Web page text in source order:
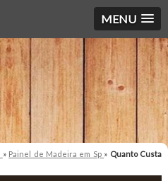
MENU
» Painel de Madeira em Sp » Quanto Custa